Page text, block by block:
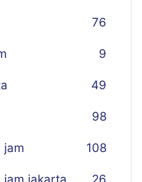
76
9
49
98
jam 108
jakarta 26